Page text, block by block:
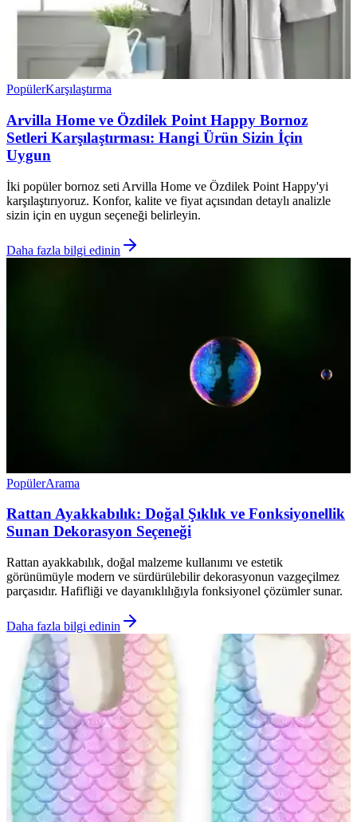
PopülerKarşılaştırma
Arvilla Home ve Özdilek Point Happy Bornoz
Setleri Karşılaştırması: Hangi Ürün Sizin İçin
Uygun
İki popüler bornoz seti Arvilla Home ve Özdilek Point Happy'yi
karşılaştırıyoruz. Konfor, kalite ve fiyat açısından detaylı analizle
sizin için en uygun seçeneği belirleyin.
Daha fazla bilgi edinin
PopülerArama
Rattan Ayakkabılık: Doğal Şıklık ve Fonksiyonellik
Sunan Dekorasyon Seçeneği
Rattan ayakkabılık, doğal malzeme kullanımı ve estetik
görünümüyle modern ve sürdürülebilir dekorasyonun vazgeçilmez
parçasıdır. Hafifliği ve dayanıklılığıyla fonksiyonel çözümler sunar.
Daha fazla bilgi edinin